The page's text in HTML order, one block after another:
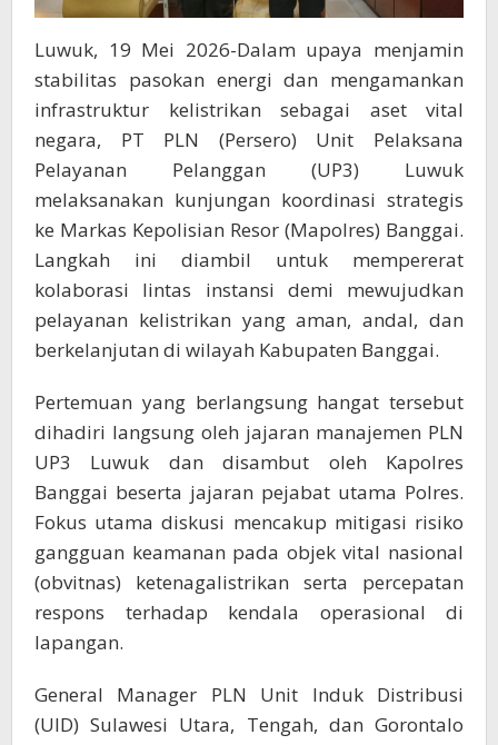
Luwuk, 19 Mei 2026-Dalam upaya menjamin
stabilitas pasokan energi dan mengamankan
infrastruktur kelistrikan sebagai aset vital
negara, PT PLN (Persero) Unit Pelaksana
Pelayanan Pelanggan (UP3) Luwuk
melaksanakan kunjungan koordinasi strategis
ke Markas Kepolisian Resor (Mapolres) Banggai.
Langkah ini diambil untuk mempererat
kolaborasi lintas instansi demi mewujudkan
pelayanan kelistrikan yang aman, andal, dan
berkelanjutan di wilayah Kabupaten Banggai.
Pertemuan yang berlangsung hangat tersebut
dihadiri langsung oleh jajaran manajemen PLN
UP3 Luwuk dan disambut oleh Kapolres
Banggai beserta jajaran pejabat utama Polres.
Fokus utama diskusi mencakup mitigasi risiko
gangguan keamanan pada objek vital nasional
(obvitnas) ketenagalistrikan serta percepatan
respons terhadap kendala operasional di
lapangan.
General Manager PLN Unit Induk Distribusi
(UID) Sulawesi Utara, Tengah, dan Gorontalo